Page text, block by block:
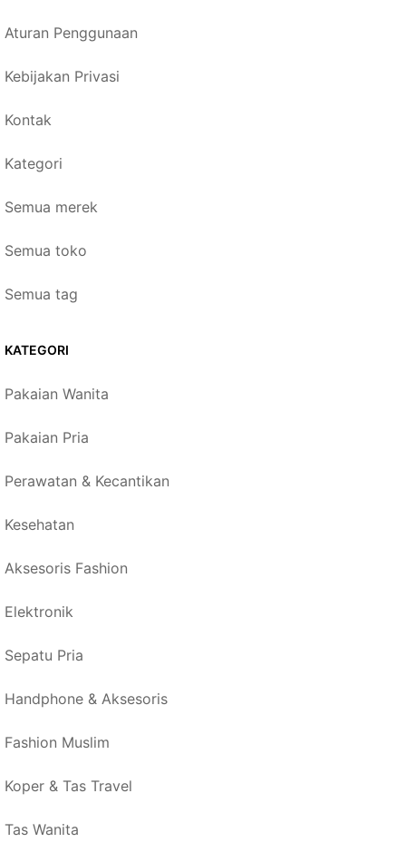
Aturan Penggunaan
Kebijakan Privasi
Kontak
Kategori
Semua merek
Semua toko
Semua tag
KATEGORI
Pakaian Wanita
Pakaian Pria
Perawatan & Kecantikan
Kesehatan
Aksesoris Fashion
Elektronik
Sepatu Pria
Handphone & Aksesoris
Fashion Muslim
Koper & Tas Travel
Tas Wanita